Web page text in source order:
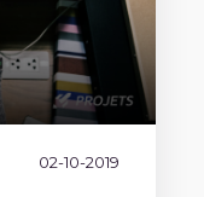
02-10-2019